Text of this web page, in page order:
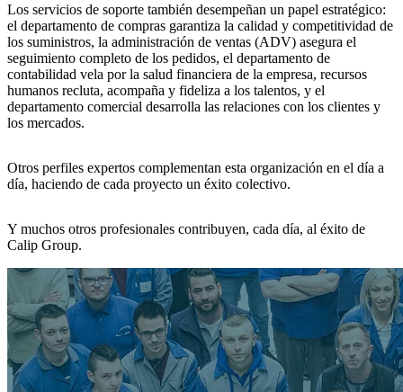
Los servicios de soporte también desempeñan un papel estratégico:
el departamento de compras garantiza la calidad y competitividad de
los suministros, la administración de ventas (ADV) asegura el
seguimiento completo de los pedidos, el departamento de
contabilidad vela por la salud financiera de la empresa, recursos
humanos recluta, acompaña y fideliza a los talentos, y el
departamento comercial desarrolla las relaciones con los clientes y
los mercados.
Otros perfiles expertos complementan esta organización en el día a
día, haciendo de cada proyecto un éxito colectivo.
Y muchos otros profesionales contribuyen, cada día, al éxito de
Calip Group.